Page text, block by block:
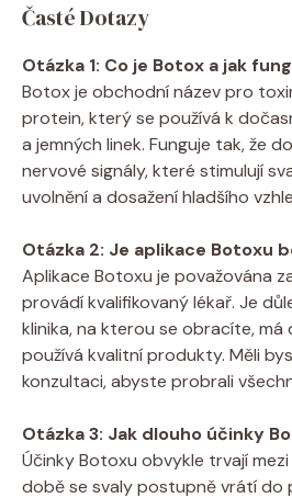
Časté Dotazy
Otázka 1: Co je Botox a jak
Botox je obchodní název pro
protein, který se používá k
a jemných linek. Funguje tak, že
nervové signály, které stimulují
uvolnění a dosažení hladšího
Otázka 2: Je aplikace Botoxu
Aplikace Botoxu je považována
provádí kvalifikovaný lékař. Je
klinika, na kterou se obracíte,
používá kvalitní produkty. Měli
konzultaci, abyste probrali
Otázka 3: Jak dlouho účinky
Účinky Botoxu obvykle trvají
době se svaly postupně vrátí do